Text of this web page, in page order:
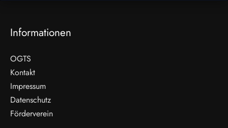
Informationen
OGTS
Kontakt
Impressum
Datenschutz
Förderverein